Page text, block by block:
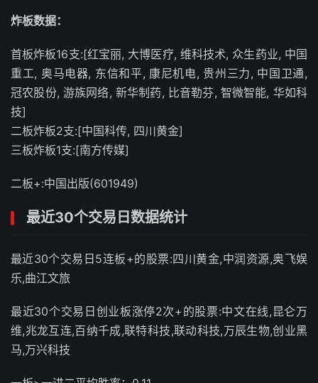
炸板数据：
首板炸板16支:[红宝丽, 大博医疗, 维科技术, 众生药业, 中国
重工, 奥马电器, 东信和平, 康尼机电, 贵州三力, 中国卫通,
冠农股份, 游族网络, 新华制药, 比音勒芬, 智微智能, 华如科
技]
二板炸板2支:[中国科传, 四川黄金]
三板炸板1支:[南方传媒]
二板+:中国出版(601949)
最近30个交易日数据统计
最近30个交易日5连板+的股票:四川黄金,中润资源,奥飞娱
乐,曲江文旅
最近30个交易日创业板涨停2次+的股票:中文在线,昆仑万
维,兆龙互连,百纳千成,联特科技,联动科技,万辰生物,创业黑
马,万兴科技